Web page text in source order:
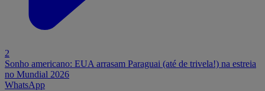
2
Sonho americano: EUA arrasam Paraguai (até de trivela!) na estreia
no Mundial 2026
WhatsApp